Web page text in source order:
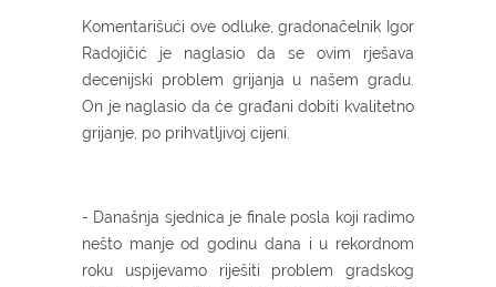
Komentarišući ove odluke, gradonačelnik Igor
Radojičić je naglasio da se ovim rješava
decenijski problem grijanja u našem gradu.
On je naglasio da će građani dobiti kvalitetno
grijanje, po prihvatljivoj cijeni.
- Današnja sjednica je finale posla koji radimo
nešto manje od godinu dana i u rekordnom
roku uspijevamo riješiti problem gradskog